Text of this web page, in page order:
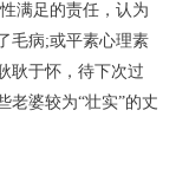
满足的责任，认为
毛病;或平素心理素
耿于怀，待下次过
老婆较为“壮实”的丈